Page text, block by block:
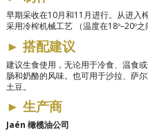
早期采收在10月和11月进行。从进入
采用冷榨机械工艺 （温度在18º–20º之
► 搭配建议
建议生食使用，无论用于冷食、温食
肠和奶酪的风味。也可用于沙拉、萨
土豆。
► 生产商
Jaén 橄榄油公司